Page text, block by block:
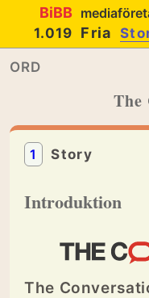
BiBB
1.019 Fria
ORD
The
1 Story
Introduktion
The